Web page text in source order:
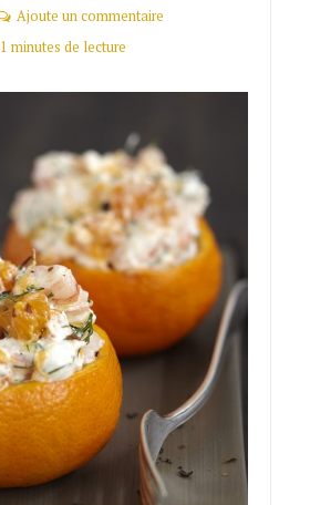
Ajoute un commentaire
1 minutes de lecture